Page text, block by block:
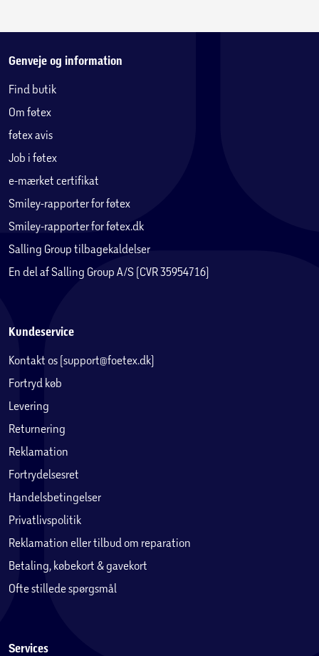
Genveje og information
Find butik
Om føtex
føtex avis
Job i føtex
e-mærket certifikat
Smiley-rapporter for føtex
Smiley-rapporter for føtex.dk
Salling Group tilbagekaldelser
En del af Salling Group A/S (CVR 35954716)
Kundeservice
Kontakt os (support@foetex.dk)
Fortryd køb
Levering
Returnering
Reklamation
Fortrydelsesret
Handelsbetingelser
Privatlivspolitik
Reklamation eller tilbud om reparation
Betaling, købekort & gavekort
Ofte stillede spørgsmål
Services